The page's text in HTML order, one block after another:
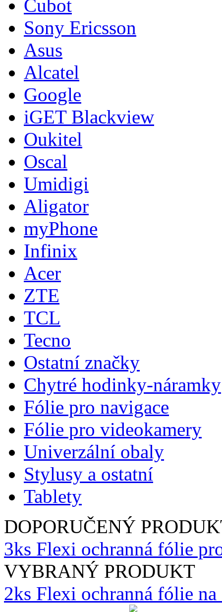
Cubot
Sony Ericsson
Asus
Alcatel
Google
iGET Blackview
Oukitel
Oscal
Umidigi
Aligator
myPhone
Infinix
Acer
ZTE
TCL
Tecno
Ostatní značky
Chytré hodinky-náramky
Fólie pro navigace
Fólie pro videokamery
Univerzální obaly
Stylusy a ostatní
Tablety
DOPORUČENÝ
3ks Flexi ochranná fólie
VYBRANÝ PRODUKT
2ks Flexi ochranná fólie